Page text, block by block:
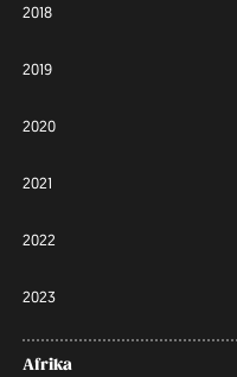
2018
2019
2020
2021
2022
2023
Afrika